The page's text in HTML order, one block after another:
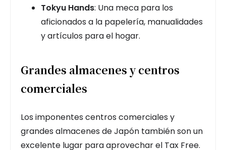
Tokyu Hands: Una meca para los
aficionados a la papelería, manualidades
y artículos para el hogar.
Grandes almacenes y centros
comerciales
Los imponentes centros comerciales y
grandes almacenes de Japón también son un
excelente lugar para aprovechar el Tax Free.